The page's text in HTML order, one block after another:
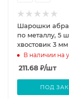
Шарошки
по металлу, 5
хвостовик 3 мм
В наличии на
211.68 ₽/шт
ПОД